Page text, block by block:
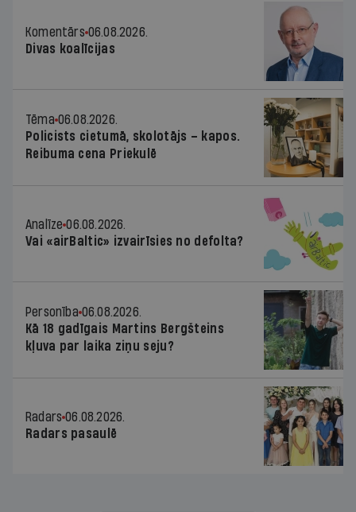
Komentārs 06.08.2026.
Divas koalīcijas
Tēma 06.08.2026.
Policists cietumā, skolotājs – kapos.
Reibuma cena Priekulē
Analīze 06.08.2026.
Vai «airBaltic» izvairīsies no defolta?
Personība 06.08.2026.
Kā 18 gadīgais Martins Bergšteins
kļuva par laika ziņu seju?
Radars 06.08.2026.
Radars pasaulē